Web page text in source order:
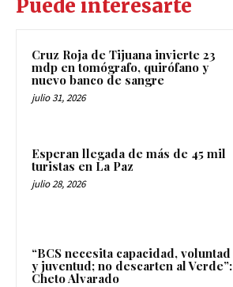
Puede interesarte
Cruz Roja de Tijuana invierte 23
mdp en tomógrafo, quirófano y
nuevo banco de sangre
julio 31, 2026
Esperan llegada de más de 45 mil
turistas en La Paz
julio 28, 2026
“BCS necesita capacidad, voluntad
y juventud; no descarten al Verde”:
Cheto Alvarado